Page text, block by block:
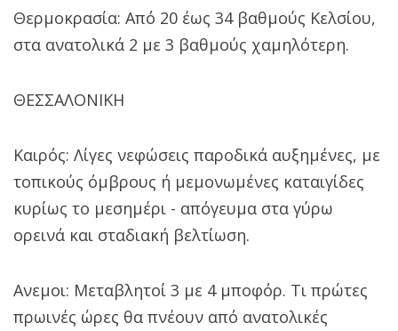
Θερμοκρασία: Από 20 έως 34 βαθμούς Κελσίου,
στα ανατολικά 2 με 3 βαθμούς χαμηλότερη.
ΘΕΣΣΑΛΟΝΙΚΗ
Καιρός: Λίγες νεφώσεις παροδικά αυξημένες, με
τοπικούς όμβρους ή μεμονωμένες καταιγίδες
κυρίως το μεσημέρι - απόγευμα στα γύρω
ορεινά και σταδιακή βελτίωση.
Ανεμοι: Μεταβλητοί 3 με 4 μποφόρ. Τι πρώτες
πρωινές ώρες θα πνέουν από ανατολικές